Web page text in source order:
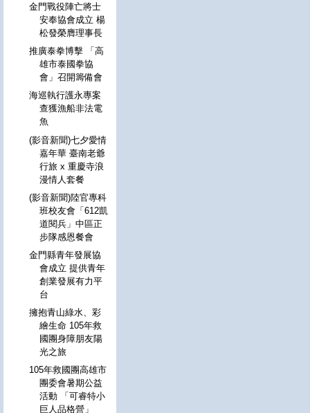
金門戰役陣亡將士
安奉協會成立 楊
松發榮膺理事長
推廣泰拳博擊 「高
雄市泰國拳協
會」召開籌備會
海巡執行護永專案
查獲漁船非法電
魚
(影音新聞)七夕愛情
嘉年華 臺南老爺
行旅 x 重慶寺浪
漫情人套餐
(影音新聞)陸官專科
班校友會「612凱
道閱兵」中區正
步隊感恩餐會
金門縣青年發展協
會成立 提供青年
創業發展有力平
台
擁抱青山綠水、彩
繪生命 105年救
國團身障朋友陽
光之旅
105年救國團高雄市
團委會暑期公益
活動 「可睿特小
巨人品格營」